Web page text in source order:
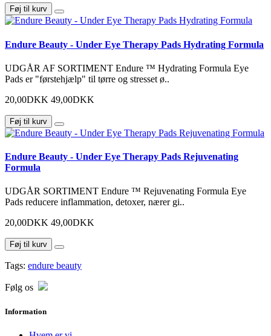
Føj til kurv
Endure Beauty - Under Eye Therapy Pads Hydrating Formula
UDGÅR AF SORTIMENT Endure ™ Hydrating Formula Eye
Pads er "førstehjælp" til tørre og stresset ø..
20,00DKK 49,00DKK
Føj til kurv
Endure Beauty - Under Eye Therapy Pads Rejuvenating
Formula
UDGÅR SORTIMENT Endure ™ Rejuvenating Formula Eye
Pads reducere inflammation, detoxer, nærer gi..
20,00DKK 49,00DKK
Føj til kurv
Tags: endure beauty
Følg os
Information